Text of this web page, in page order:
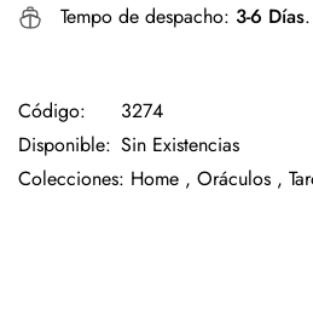
Tempo de despacho: 3-6 Días.
Código:
3274
Disponible: Sin Existencias
Colecciones: Home , Oráculos ,